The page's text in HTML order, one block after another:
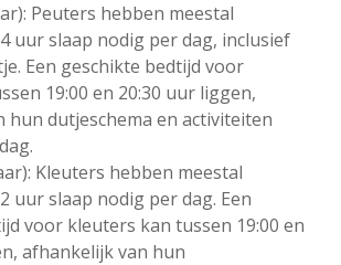
Peuters hebben meestal
uur slaap nodig per dag, inclusief
Een geschikte bedtijd voor
19:00 en 20:30 uur liggen,
hun dutjeschema en activiteiten
Kleuters hebben meestal
uur slaap nodig per dag. Een
voor kleuters kan tussen 19:00 en
afhankelijk van hun